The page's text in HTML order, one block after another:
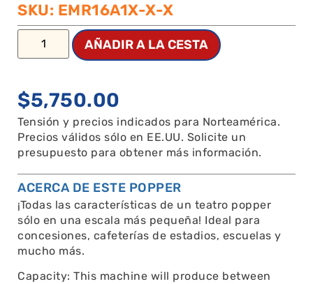
SKU: EMR16A1X-X-X
AÑADIR A LA CESTA
$5,750.00
Tensión y precios indicados para Norteamérica.
Precios válidos sólo en EE.UU. Solicite un
presupuesto para obtener más información.
ACERCA DE ESTE POPPER
¡Todas las características de un teatro popper
sólo en una escala más pequeña! Ideal para
concesiones, cafeterías de estadios, escuelas y
mucho más.
Capacity: This machine will produce between